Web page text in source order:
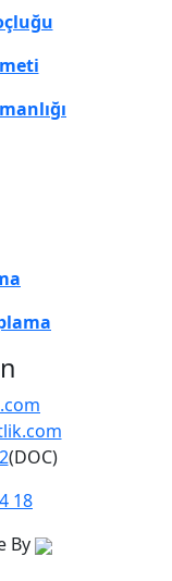
(DOC)
18
By